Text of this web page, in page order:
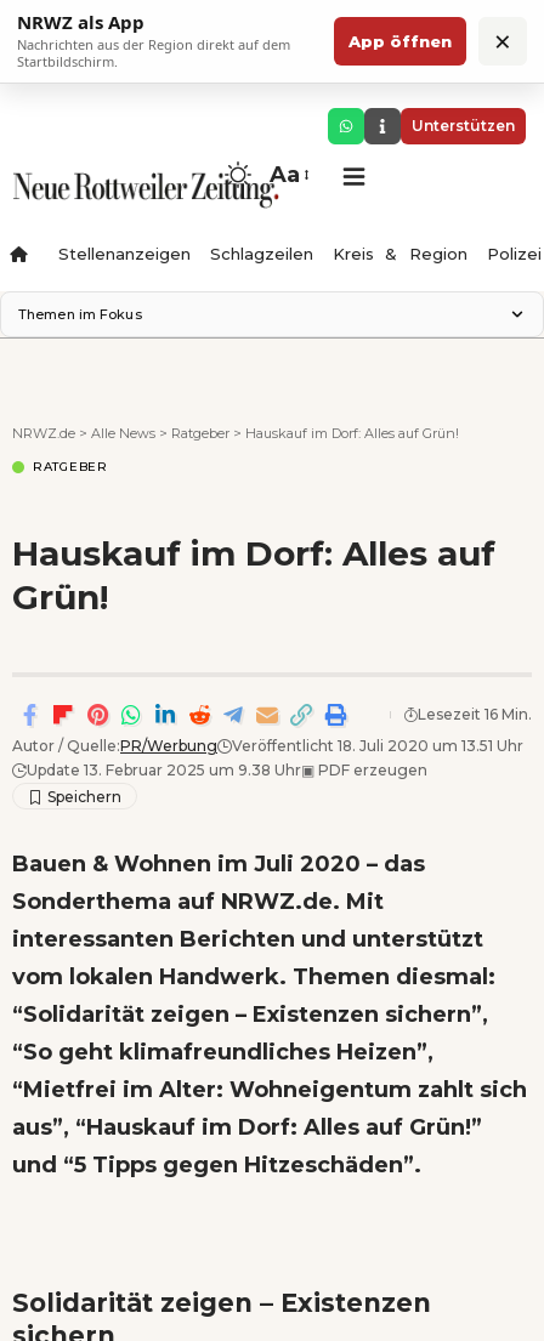
NRWZ als App
Nachrichten aus der Region direkt auf dem
Startbildschirm.
App öffnen ×
Unterstützen
Aa
Stellenanzeigen Schlagzeilen Kreis & Region Polizei
Themen im Fokus
Ferienzauber '26
Testturm
Wenn Orte erzählen ...
NRWZ.de > Alle News > Ratgeber > Hauskauf im Dorf: Alles auf Grün!
RATGEBER
Hauskauf im Dorf: Alles auf
Grün!
Autor / Quelle:PR/Werbung
Veröffentlicht 18. Juli 2020 um 13.51 Uhr
Update 13. Februar 2025 um 9.38 Uhr▣ PDF erzeugen
Lesezeit 16 Min.
Bauen & Wohnen im Juli 2020 – das
Sonderthema auf NRWZ.de. Mit
interessanten Berichten und unterstützt
vom lokalen Handwerk. Themen diesmal:
“Solidarität zeigen – Existenzen sichern”,
“So geht klimafreundliches Heizen”,
“Mietfrei im Alter: Wohneigentum zahlt sich
aus”, “Hauskauf im Dorf: Alles auf Grün!”
und “5 Tipps gegen Hitzeschäden”.
Solidarität zeigen – Existenzen